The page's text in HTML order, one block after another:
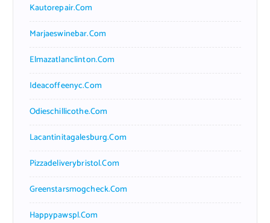
Kautorepair.com
Marjaeswinebar.com
Elmazatlanclinton.com
Ideacoffeenyc.com
Odieschillicothe.com
Lacantinitagalesburg.com
Pizzadeliverybristol.com
Greenstarsmogcheck.com
Happypawspl.com